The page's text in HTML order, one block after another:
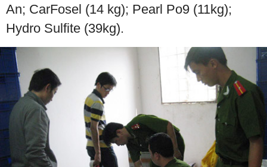
An; CarFosel (14 kg); Pearl Po9 (11kg);
Hydro Sulfite (39kg).